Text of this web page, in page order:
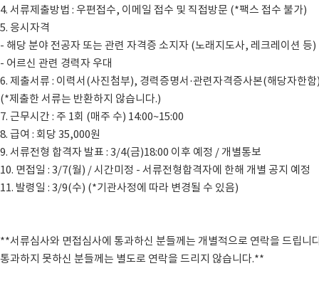
4. 서류제출방법 : 우편접수, 이메일 접수 및 직접방문 (*팩스 접수 불가)
5. 응시자격
- 해당 분야 전공자 또는 관련 자격증 소지자 (노래지도사, 레크레이션 등)
- 어르신 관련 경력자 우대
6. 제출서류 : 이력서(사진첨부), 경력증명서·관련자격증사본(해당자한함
(*제출한 서류는 반환하지 않습니다.)
7. 근무시간 : 주 1회 (매주 수) 14:00~15:00
8. 급여 : 회당 35,000원
9. 서류전형 합격자 발표 : 3/4(금)18:00 이후 예정 / 개별통보
10. 면접일 : 3/7(월) / 시간미정 - 서류전형합격자에 한해 개별 공지 예정
11. 발령일 : 3/9(수) (*기관사정에 따라 변경될 수 있음)
**서류심사와 면접심사에 통과하신 분들께는 개별적으로 연락을 드립니
통과하지 못하신 분들께는 별도로 연락을 드리지 않습니다.**